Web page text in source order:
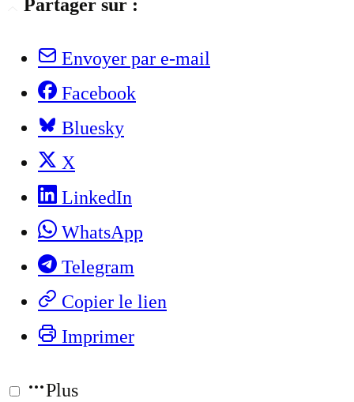
Partager sur :
Envoyer par e-mail
Facebook
Bluesky
X
LinkedIn
WhatsApp
Telegram
Copier le lien
Imprimer
Plus